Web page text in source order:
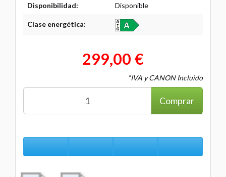
Disponibilidad: Disponible
Clase energética:
299,00 €
*IVA y CANON Incluido
Comprar